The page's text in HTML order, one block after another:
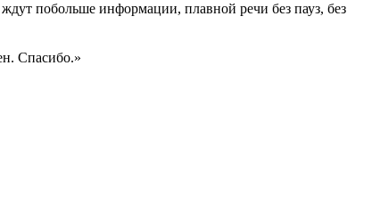
побольше информации, плавной речи без пауз, без
Спасибо.»